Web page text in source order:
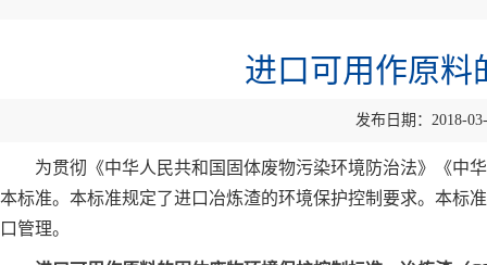
进口可用作原
发布日期：2018-
为贯彻《中华人民共和国固体废物污染环境防治法》《中
本标准。本标准规定了进口冶炼渣的环境保护控制要求。本标
口管理。